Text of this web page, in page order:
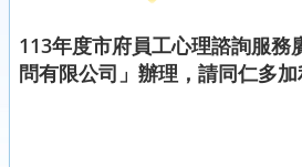
113年度市府員工心理諮詢服務
問有限公司」辦理，請同仁多加